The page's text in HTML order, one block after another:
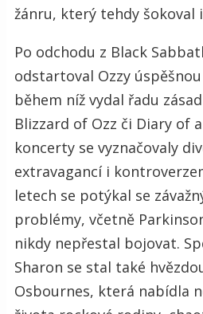
žánru, který tehdy šokoval
Po odchodu z Black
odstartoval Ozzy
během níž vydal řadu
Blizzard of Ozz či Diary of
koncerty se vyznačovaly
extravagancí i
letech se potýkal se
problémy, včetně
nikdy nepřestal bojovat.
Sharon se stal také
Osbournes, která nabídla